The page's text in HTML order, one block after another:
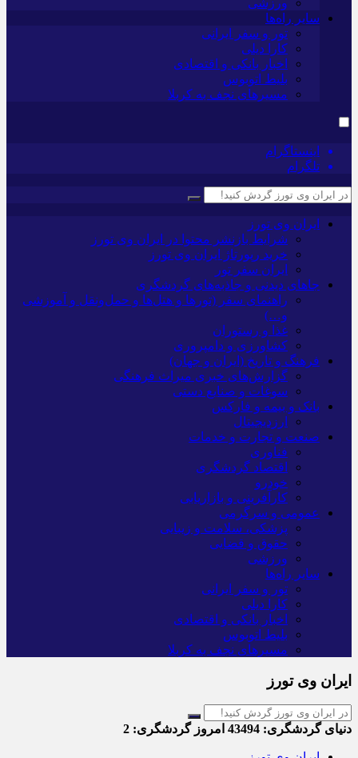
ورزشی
سایر راه‌ها
تور و سفر ایرانی
کارا دیلی
اخبار بانکی و اقتصادی
بلیط اتوبوس
مسیرهای نجف به کربلا
اینستاگرام
تلگرام
ایران وی تورز
شرایط بازنشر محتوا در ایران وی تورز
خرید رپورتاژ ایران وی تورز
ایران سفر تور
جاهای دیدنی و جاذبه‌های گردشگری
راهنمای سفر (تورها و هتل‌ها و حمل‌و‌نقل و آموزشی
و…)
غذا و رستوران
کشاورزی و دامپروری
فرهنگ و تاریخ (ایران و جهان)
گزارش‌های خبری میراث فرهنگی
سوغات و صنایع دستی
بانک و بیمه و فارکس
ارزدیجیتال
صنعت و تجارت و خدمات
فناوری
اقتصاد گردشگری
خودرو
کارآفرینی و بازاریابی
عمومی و سرگرمی
پزشکی، سلامت و زیبایی
حقوق و قضایی
ورزشی
سایر راه‌ها
تور و سفر ایرانی
کارا دیلی
اخبار بانکی و اقتصادی
بلیط اتوبوس
مسیرهای نجف به کربلا
ایران وی تورز
دنیای گردشگری: امروز گردشگری: